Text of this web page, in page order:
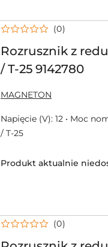
Rozrusznik z
/ T-25 9142780
(0)
NAZWA
PRODUCENTA:
MAGNETON
Napięcie (V): 12 • Moc
/ T-25
Produkt aktualnie
(0)